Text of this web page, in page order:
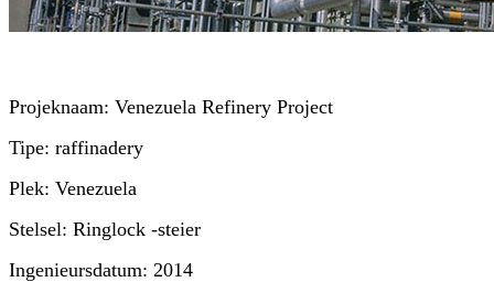
Projeknaam: Venezuela Refinery Project
Tipe: raffinadery
Plek: Venezuela
Stelsel: Ringlock -steier
Ingenieursdatum: 2014